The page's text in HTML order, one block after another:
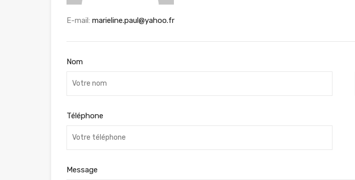
E-mail: marieline.paul@yahoo.fr
Nom
Téléphone
Message